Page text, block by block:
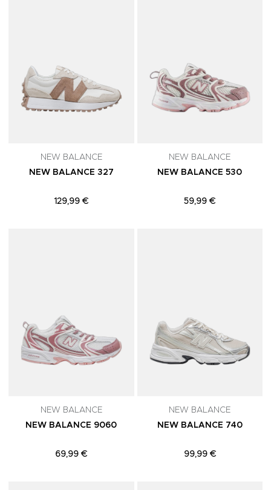
NEW BALANCE
NEW BALANCE 327
129,99 €
NEW BALANCE
NEW BALANCE 530
59,99 €
NEW BALANCE
NEW BALANCE 9060
69,99 €
NEW BALANCE
NEW BALANCE 740
99,99 €